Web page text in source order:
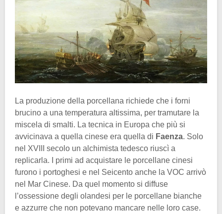
La produzione della porcellana richiede che i forni
brucino a una temperatura altissima, per tramutare la
miscela di smalti. La tecnica in Europa che più si
avvicinava a quella cinese era quella di Faenza. Solo
nel XVIII secolo un alchimista tedesco riuscì a
replicarla. I primi ad acquistare le porcellane cinesi
furono i portoghesi e nel Seicento anche la VOC arrivò
nel Mar Cinese. Da quel momento si diffuse
l’ossessione degli olandesi per le porcellane bianche
e azzurre che non potevano mancare nelle loro case.